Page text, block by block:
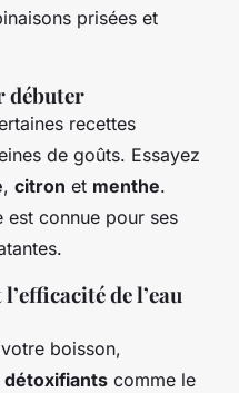
prisées et
débuter
recettes
de goûts. Essayez
, citron et menthe.
est connue pour ses
de l’eau
boisson,
comme le